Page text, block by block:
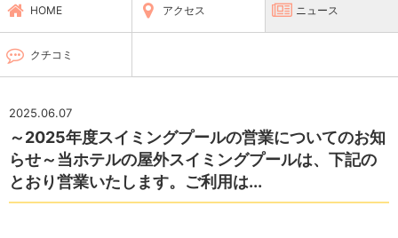
HOME アクセス ニュース
クチコミ
2025.06.07
～2025年度スイミングプールの営業についてのお知
らせ～当ホテルの屋外スイミングプールは、下記の
とおり営業いたします。ご利用は...